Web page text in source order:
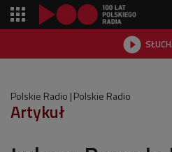

Polskie Radio Polskie Radio
Artykuł